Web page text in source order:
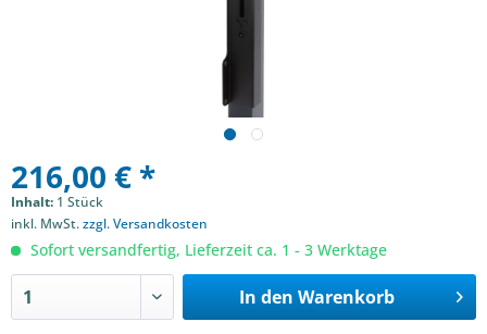
216,00 € *
Inhalt: 1 Stück
inkl. MwSt.zzgl. Versandkosten
Sofort versandfertig, Lieferzeit ca. 1 - 3 Werktage
In den Warenkorb